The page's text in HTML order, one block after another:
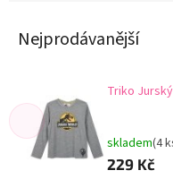
Nejprodávanější
Triko
skladem(4
229 Kč